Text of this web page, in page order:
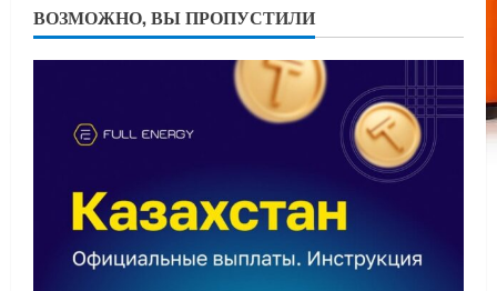
ВОЗМОЖНО, ВЫ ПРОПУСТИЛИ